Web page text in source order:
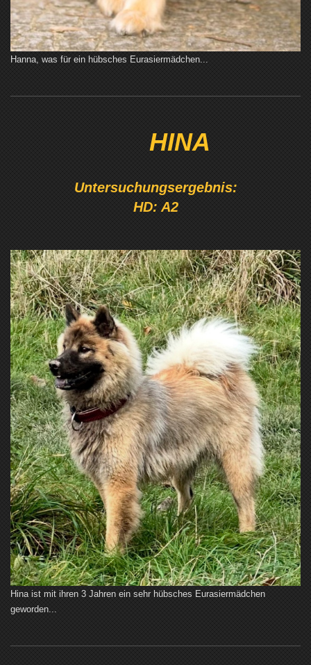
Hanna, was für ein hübsches Eurasiermädchen...
HINA
Untersuchungsergebnis:
HD: A2
Hina ist mit ihren 3 Jahren ein sehr hübsches Eurasiermädchen
geworden...